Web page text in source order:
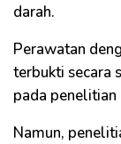
darah.
Perawatan
terbukti secara
pada penelitian
Namun,